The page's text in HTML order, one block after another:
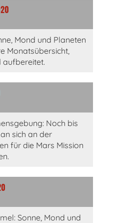
Mond und Planeten
Monatsübersicht,
aufbereitet.
Noch bis
sich an der
für die Mars Mission
Sonne, Mond und